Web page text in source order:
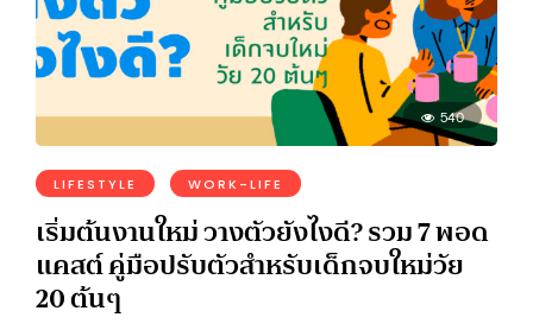
540
LIFESTYLE WORK-LIFE
เริ่มต้นงานใหม่ วางตัวยังไงดี? รวม 7 พอด
แคสต์ คู่มือปรับตัวสำหรับเด็กจบใหม่วัย
20 ต้นๆ